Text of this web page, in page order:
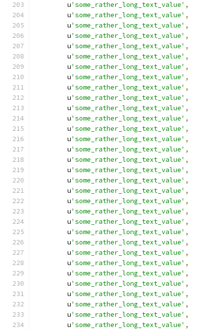
        u
'some_rather_long_text_value' ,
        u
'some_rather_long_text_value' ,
        u
'some_rather_long_text_value' ,
        u
'some_rather_long_text_value' ,
        u
'some_rather_long_text_value' ,
        u
'some_rather_long_text_value' ,
        u
'some_rather_long_text_value' ,
        u
'some_rather_long_text_value' ,
        u
'some_rather_long_text_value' ,
        u
'some_rather_long_text_value' ,
        u
'some_rather_long_text_value' ,
        u
'some_rather_long_text_value' ,
        u
'some_rather_long_text_value' ,
        u
'some_rather_long_text_value' ,
        u
'some_rather_long_text_value' ,
        u
'some_rather_long_text_value' ,
        u
'some_rather_long_text_value' ,
        u
'some_rather_long_text_value' ,
        u
'some_rather_long_text_value' ,
        u
'some_rather_long_text_value' ,
        u
'some_rather_long_text_value' ,
        u
'some_rather_long_text_value' ,
        u
'some_rather_long_text_value' ,
        u
'some_rather_long_text_value' ,
        u
'some_rather_long_text_value' ,
        u
'some_rather_long_text_value' ,
        u
'some_rather_long_text_value' ,
        u
'some_rather_long_text_value' ,
        u
'some_rather_long_text_value' ,
        u
'some_rather_long_text_value' ,
        u
'some_rather_long_text_value' ,
        u
'some_rather_long_text_value' ,